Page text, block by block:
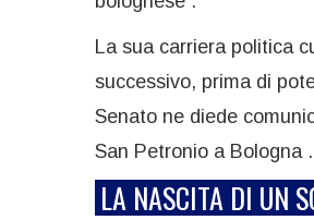
La sua carriera politica
successivo, prima di
Senato ne diede
San Petronio a Bologna .
LA NASCITA DI UN